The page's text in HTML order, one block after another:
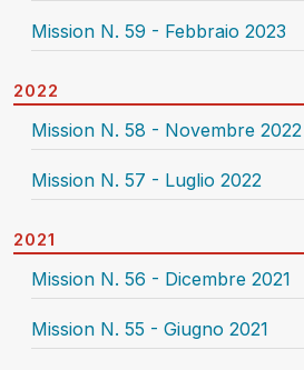
Mission N. 59 - Febbraio 2023
2022
Mission N. 58 - Novembre 2022
Mission N. 57 - Luglio 2022
2021
Mission N. 56 - Dicembre 2021
Mission N. 55 - Giugno 2021